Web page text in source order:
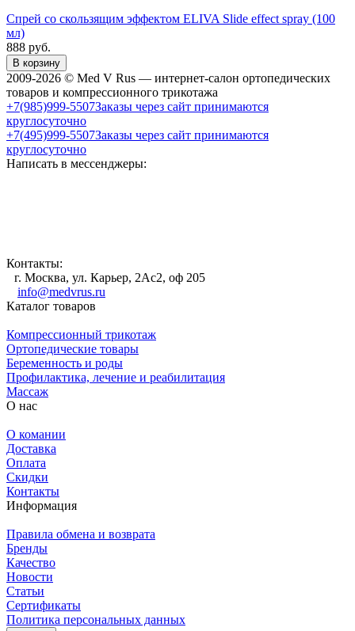
Спрей со скользящим эффектом ELIVA Slide effect spray (100
мл)
888 руб.
В корзину
2009-2026 © Med V Rus — интернет-салон ортопедических
товаров и компрессионного трикотажа
+7(985)999-5507Заказы через сайт принимаются
круглосуточно
+7(495)999-5507Заказы через сайт принимаются
круглосуточно
Написать в мессенджеры:
Контакты:
г. Москва, ул. Карьер, 2Ас2, оф 205
info@medvrus.ru
Каталог товаров
Компрессионный трикотаж
Ортопедические товары
Беременность и роды
Профилактика, лечение и реабилитация
Массаж
О нас
О комании
Доставка
Оплата
Скидки
Контакты
Информация
Правила обмена и возврата
Бренды
Качество
Новости
Статьи
Сертификаты
Политика персональных данных